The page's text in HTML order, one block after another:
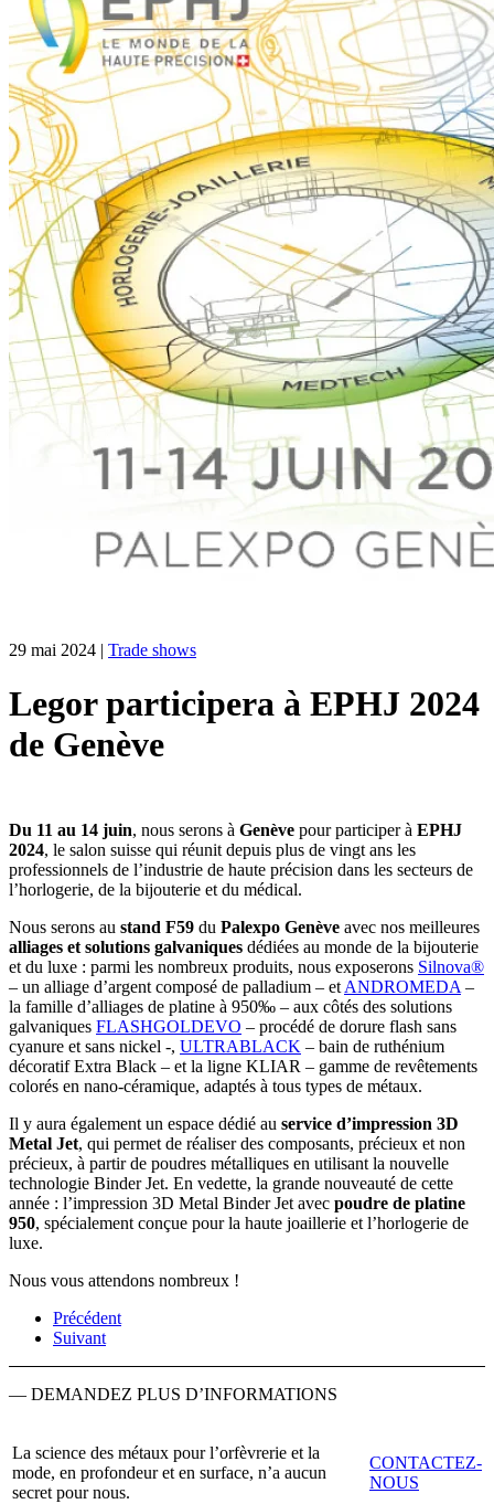
29 mai 2024 | Trade shows
Legor participera à EPHJ 2024
de Genève
Du 11 au 14 juin, nous serons à Genève pour participer à EPHJ
2024, le salon suisse qui réunit depuis plus de vingt ans les
professionnels de l’industrie de haute précision dans les secteurs de
l’horlogerie, de la bijouterie et du médical.
Nous serons au stand F59 du Palexpo Genève avec nos meilleures
alliages et solutions galvaniques dédiées au monde de la bijouterie
et du luxe : parmi les nombreux produits, nous exposerons Silnova®
– un alliage d’argent composé de palladium – et ANDROMEDA –
la famille d’alliages de platine à 950‰ – aux côtés des solutions
galvaniques FLASHGOLDEVO – procédé de dorure flash sans
cyanure et sans nickel -, ULTRABLACK – bain de ruthénium
décoratif Extra Black – et la ligne KLIAR – gamme de revêtements
colorés en nano-céramique, adaptés à tous types de métaux.
Il y aura également un espace dédié au service d’impression 3D
Metal Jet, qui permet de réaliser des composants, précieux et non
précieux, à partir de poudres métalliques en utilisant la nouvelle
technologie Binder Jet. En vedette, la grande nouveauté de cette
année : l’impression 3D Metal Binder Jet avec poudre de platine
950, spécialement conçue pour la haute joaillerie et l’horlogerie de
luxe.
Nous vous attendons nombreux !
Précédent
Suivant
— DEMANDEZ PLUS D’INFORMATIONS
La science des métaux pour l’orfèvrerie et la
mode, en profondeur et en surface, n’a aucun
secret pour nous.
CONTACTEZ-
NOUS